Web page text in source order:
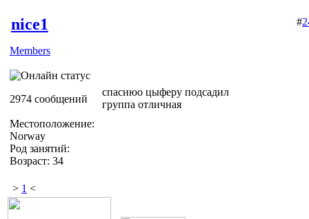
nice1
Members
2974 сообщений
Местоположение:
Norway
Род занятий:
Возраст: 34
#
спасиюо цыферу подсадил
группа отличная
> 1 <